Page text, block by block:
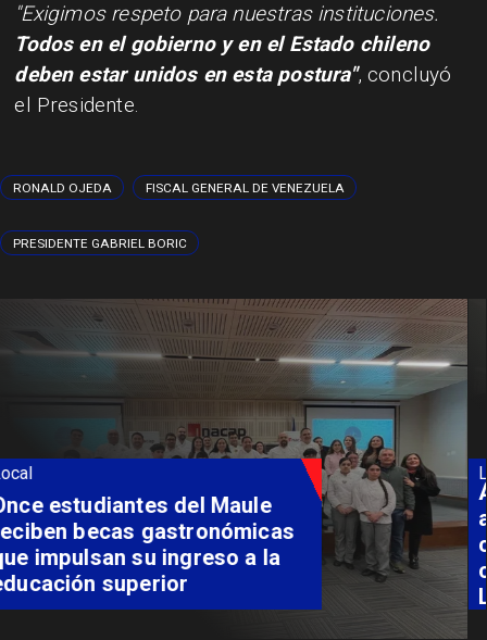
"Exigimos respeto para nuestras instituciones.
Todos en el gobierno y en el Estado chileno
deben estar unidos en esta postura", concluyó
el Presidente.
RONALD OJEDA FISCAL GENERAL DE VENEZUELA
PRESIDENTE GABRIEL BORIC
Local
Álvarez-Salamanca lidera la
apuesta regional para
consolidar el Paso Pehuenche
como alternativa a Los
Libertadores